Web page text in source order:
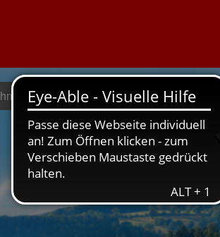
geht Weil's um hier geht